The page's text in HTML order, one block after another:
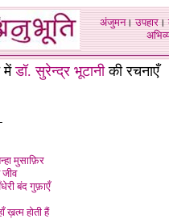
अंजुमन।उपहार।
मेंडॉ. सुरेन्द्र भूटानीकी रचनाएँ
मुसाफ़िर
बंद गुफ़ाएँ
ख़त्म होती हैं